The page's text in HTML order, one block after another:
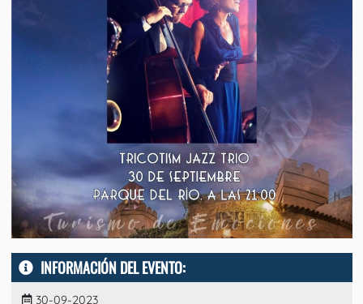
INFORMACIÓN DEL EVENTO:
30-09-2023